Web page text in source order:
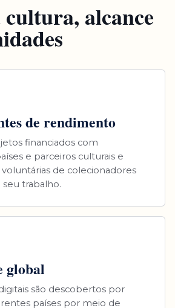
alcance
de rendimento
financiados com
e parceiros culturais e
de colecionadores
trabalho.
global
são descobertos por
países por meio de